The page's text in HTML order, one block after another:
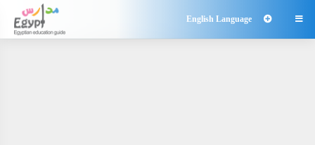

English Language